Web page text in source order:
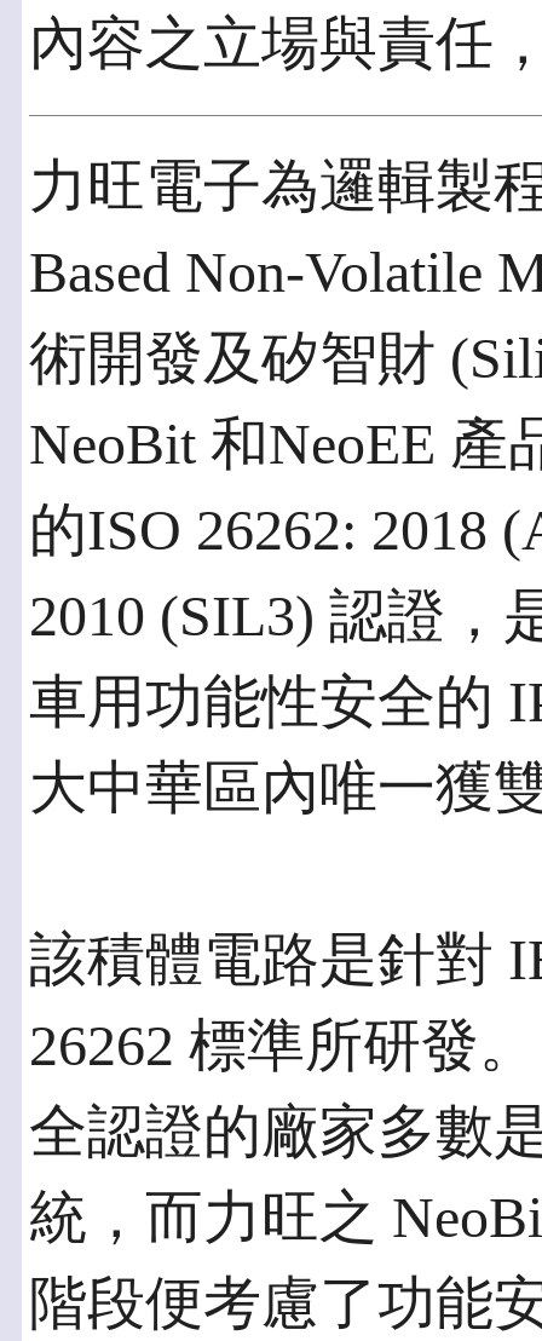
內容之立場與責任
力旺電子為邏輯製
Based Non-Volatile
術開發及矽智財
NeoBit 和NeoEE
的ISO 26262: 2018
2010 (SIL3) 認證，
車用功能性安全的
大中華區內唯一獲
該積體電路是針對
26262 標準所研發
全認證的廠家多數
統，而力旺之
階段便考慮了功能